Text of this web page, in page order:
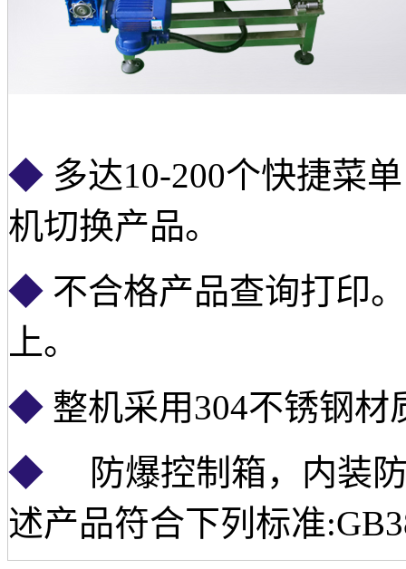
◆ 多达10-200个快捷菜
机切换产品。
◆ 不合格产品查询打印
上。
◆ 整机采用304不锈钢材
◆
防爆控制箱，内装
述产品符合下列标准